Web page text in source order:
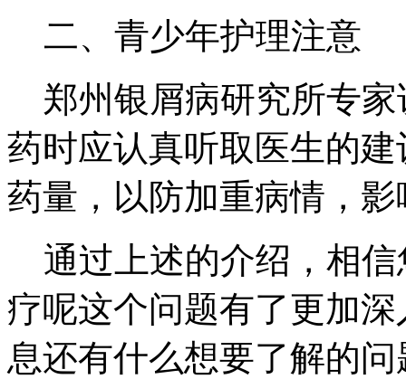
二、青少年护理注意
郑州银屑病研究所专家
药时应认真听取医生的
药量，以防加重病情，
通过上述的介绍，相信
疗呢这个问题有了更加
息还有什么想要了解的